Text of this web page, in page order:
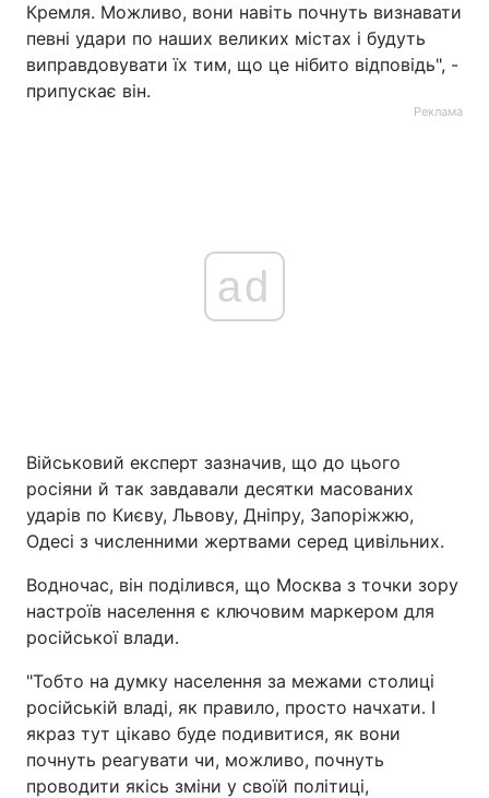
Кремля. Можливо, вони навіть почнуть визнавати
певні удари по наших великих містах і будуть
виправдовувати їх тим, що це нібито відповідь", -
припускає він.
Реклама
ad
Військовий експерт зазначив, що до цього
росіяни й так завдавали десятки масованих
ударів по Києву, Львову, Дніпру, Запоріжжю,
Одесі з численними жертвами серед цивільних.
Водночас, він поділився, що Москва з точки зору
настроїв населення є ключовим маркером для
російської влади.
"Тобто на думку населення за межами столиці
російській владі, як правило, просто начхати. І
якраз тут цікаво буде подивитися, як вони
почнуть реагувати чи, можливо, почнуть
проводити якісь зміни у своїй політиці,